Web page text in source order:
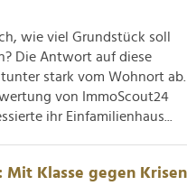
wie viel Grundstück soll
Die Antwort auf diese
stark vom Wohnort ab.
von ImmoScout24
ihr Einfamilienhaus...
Mit Klasse gegen Krisen